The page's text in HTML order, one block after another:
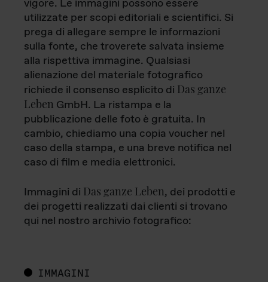
vigore. Le immagini possono essere
utilizzate per scopi editoriali e scientifici. Si
prega di allegare sempre le informazioni
sulla fonte, che troverete salvata insieme
alla rispettiva immagine. Qualsiasi
alienazione del materiale fotografico
richiede il consenso esplicito di Das ganze
Leben GmbH. La ristampa e la
pubblicazione delle foto è gratuita. In
cambio, chiediamo una copia voucher nel
caso della stampa, e una breve notifica nel
caso di film e media elettronici.
Immagini di Das ganze Leben, dei prodotti e
dei progetti realizzati dai clienti si trovano
qui nel nostro archivio fotografico:
IMMAGINI